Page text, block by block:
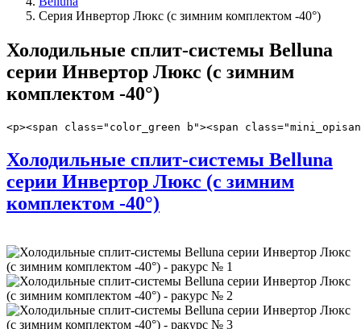
Серия Инвертор Люкс (с зимним комплектом -40°)
Холодильные сплит-системы Belluna
серии Инвертор Люкс (с зимним
комплектом -40°)
<p><span class="color_green b"><span
Холодильные сплит-системы Belluna
серии Инвертор Люкс (с зимним
комплектом -40°)